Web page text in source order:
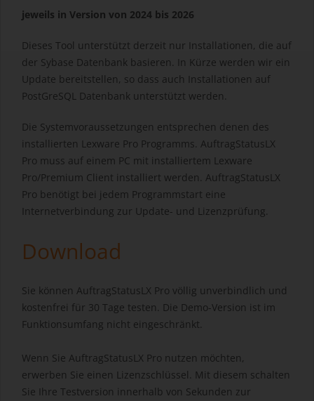
jeweils in Version von 2024 bis 2026
Dieses Tool unterstützt derzeit nur Installationen, die auf
der Sybase Datenbank basieren. In Kürze werden wir ein
Update bereitstellen, so dass auch Installationen auf
PostGreSQL Datenbank unterstützt werden.
Die Systemvoraussetzungen entsprechen denen des
installierten Lexware Pro Programms. AuftragStatusLX
Pro muss auf einem PC mit installiertem Lexware
Pro/Premium Client installiert werden. AuftragStatusLX
Pro benötigt bei jedem Programmstart eine
Internetverbindung zur Update- und Lizenzprüfung.
Download
Sie können AuftragStatusLX Pro völlig unverbindlich und
kostenfrei für 30 Tage testen. Die Demo-Version ist im
Funktionsumfang nicht eingeschränkt.
Wenn Sie AuftragStatusLX Pro nutzen möchten,
erwerben Sie einen Lizenzschlüssel. Mit diesem schalten
Sie Ihre Testversion innerhalb von Sekunden zur